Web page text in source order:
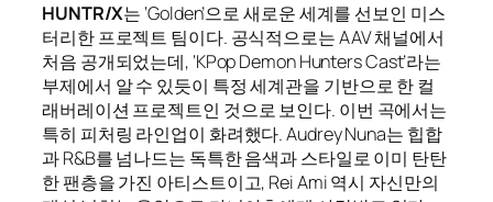
HUNTR/X는 ‘Golden’으로 새로운 세계를 선보인 미스
터리한 프로젝트 팀이다. 공식적으로는 AAV 채널에서
처음 공개되었는데, ‘KPop Demon Hunters Cast’라는
부제에서 알 수 있듯이 특정 세계관을 기반으로 한 컬
래버레이션 프로젝트인 것으로 보인다. 이번 곡에서는
특히 피처링 라인업이 화려했다. Audrey Nuna는 힙합
과 R&B를 넘나드는 독특한 음색과 스타일로 이미 탄탄
한 팬층을 가진 아티스트이고, Rei Ami 역시 자신만의